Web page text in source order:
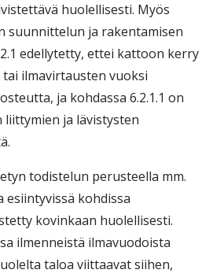
huolellisesti. Myös
suunnittelun ja rakentamisen
edellytetty, ettei kattoon kerry
ilmavirtausten vuoksi
ja kohdassa 6.2.1.1 on
ja lävistysten
todistelun perusteella mm.
esiintyvissä kohdissa
kovinkaan huolellisesti.
ilmenneistä ilmavuodoista
taloa viittaavat siihen,